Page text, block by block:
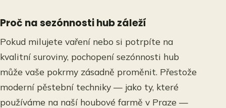
Proč na sezónnosti hub záleží
Pokud milujete vaření nebo si potrpíte na
kvalitní suroviny, pochopení sezónnosti hub
může vaše pokrmy zásadně proměnit. Přestože
moderní pěstební techniky — jako ty, které
používáme na naší houbové farmě v Praze —